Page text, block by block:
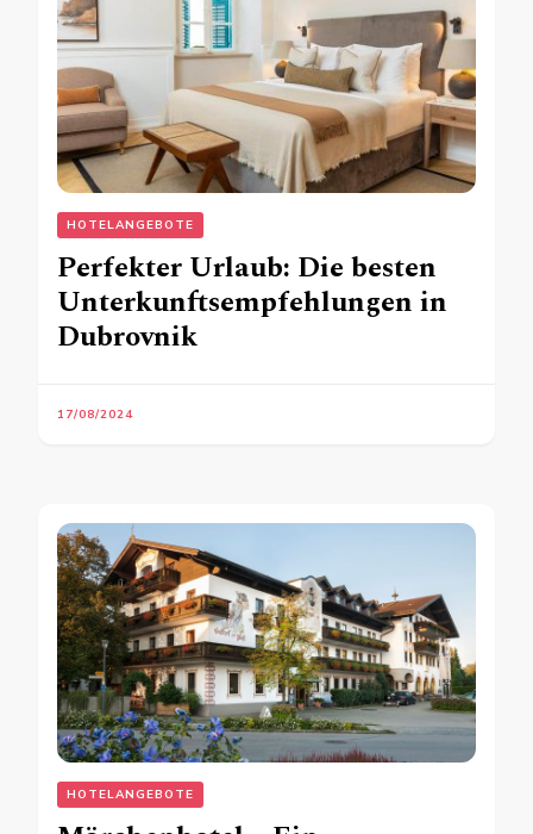
HOTELANGEBOTE
Perfekter Urlaub: Die besten
Unterkunftsempfehlungen in
Dubrovnik
17/08/2024
HOTELANGEBOTE